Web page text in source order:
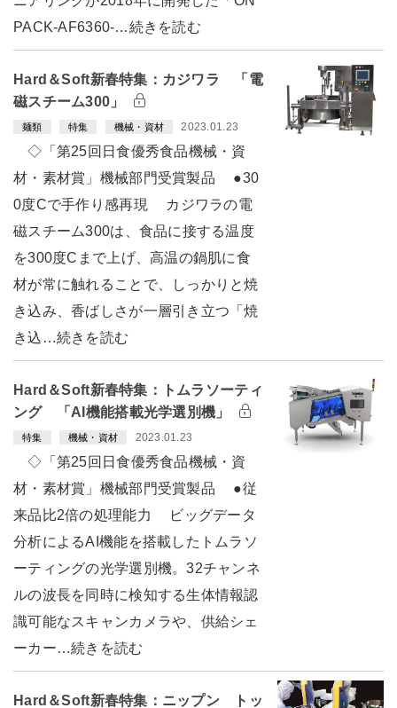
PACK-AF6360-…続きを読む
Hard＆Soft新春特集：カジワラ 「電
磁スチーム300」
麺類 特集 機械・資材 2023.01.23
◇「第25回日食優秀食品機械・資
材・素材賞」機械部門受賞製品 ●30
0度Cで手作り感再現 カジワラの電
磁スチーム300は、食品に接する温度
を300度Cまで上げ、高温の鍋肌に食
材が常に触れることで、しっかりと焼
き込み、香ばしさが一層引き立つ「焼
き込…続きを読む
Hard＆Soft新春特集：トムラソーティ
ング 「AI機能搭載光学選別機」
特集 機械・資材 2023.01.23
◇「第25回日食優秀食品機械・資
材・素材賞」機械部門受賞製品 ●従
来品比2倍の処理能力 ビッグデータ
分析によるAI機能を搭載したトムラソ
ーティングの光学選別機。32チャンネ
ルの波長を同時に検知する生体情報認
識可能なスキャンカメラや、供給シェ
ーカー…続きを読む
Hard＆Soft新春特集：ニップン トッ